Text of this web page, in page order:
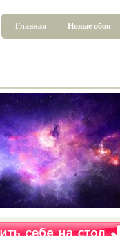
Главная Новые обои